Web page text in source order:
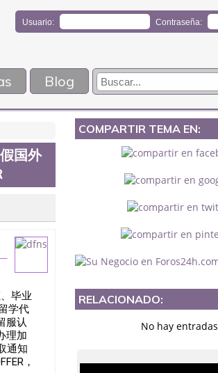
Usuario: Contraseña:
Blog
国外
毕业
学代
服认
理加
通知
，
COMPARTIR TEMA EN:
RELACIONADO:
No hay entradas